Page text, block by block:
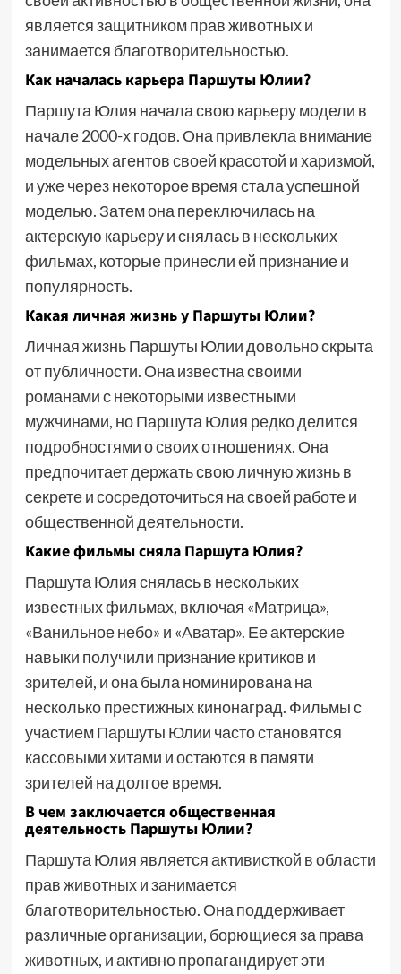
является защитником прав животных и
занимается благотворительностью.
Как началась карьера Паршуты Юлии?
Паршута Юлия начала свою карьеру модели в
начале 2000-х годов. Она привлекла внимание
модельных агентов своей красотой и харизмой,
и уже через некоторое время стала успешной
моделью. Затем она переключилась на
актерскую карьеру и снялась в нескольких
фильмах, которые принесли ей признание и
популярность.
Какая личная жизнь у Паршуты Юлии?
Личная жизнь Паршуты Юлии довольно скрыта
от публичности. Она известна своими
романами с некоторыми известными
мужчинами, но Паршута Юлия редко делится
подробностями о своих отношениях. Она
предпочитает держать свою личную жизнь в
секрете и сосредоточиться на своей работе и
общественной деятельности.
Какие фильмы сняла Паршута Юлия?
Паршута Юлия снялась в нескольких
известных фильмах, включая «Матрица»,
«Ванильное небо» и «Аватар». Ее актерские
навыки получили признание критиков и
зрителей, и она была номинирована на
несколько престижных кинонаград. Фильмы с
участием Паршуты Юлии часто становятся
кассовыми хитами и остаются в памяти
зрителей на долгое время.
В чем заключается общественная
деятельность Паршуты Юлии?
Паршута Юлия является активисткой в области
прав животных и занимается
благотворительностью. Она поддерживает
различные организации, борющиеся за права
животных, и активно пропагандирует эти